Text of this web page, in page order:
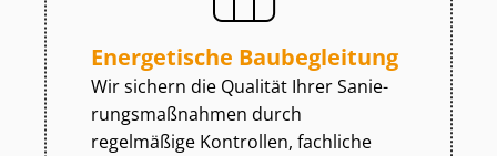
Energetische Baubegleitung
Wir sichern die Qualität Ihrer Sa­nie­
rungs­maß­nah­men durch
regelmäßige Kontrollen, fachliche